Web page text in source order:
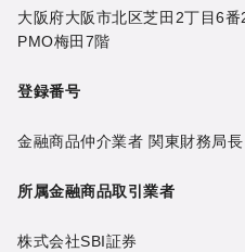
大阪府大阪市北区芝田2丁目6
PMO梅田7階
登録番号
金融商品仲介業者 関東財務局
所属金融商品取引業者
株式会社SBI証券